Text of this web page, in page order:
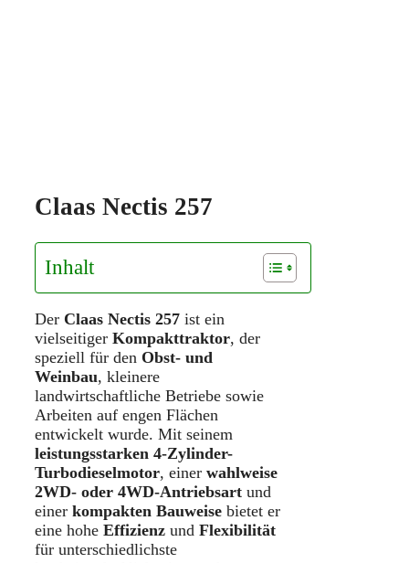
Claas Nectis 257
Inhalt
Der Claas Nectis 257 ist ein
vielseitiger Kompakttraktor, der
speziell für den Obst- und
Weinbau, kleinere
landwirtschaftliche Betriebe sowie
Arbeiten auf engen Flächen
entwickelt wurde. Mit seinem
leistungsstarken 4-Zylinder-
Turbodieselmotor, einer wahlweise
2WD- oder 4WD-Antriebsart und
einer kompakten Bauweise bietet er
eine hohe Effizienz und Flexibilität
für unterschiedlichste